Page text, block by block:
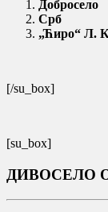
Добросело
Срб
„Ћиро“ Л.
[/su_box]
[su_box]
ДИВОСЕЛО